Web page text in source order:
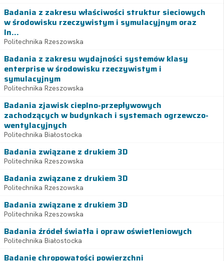
Badania z zakresu właściwości struktur sieciowych
w środowisku rzeczywistym i symulacyjnym oraz
In...
Politechnika Rzeszowska
Badania z zakresu wydajności systemów klasy
enterprise w środowisku rzeczywistym i
symulacyjnym
Politechnika Rzeszowska
Badania zjawisk cieplno-przepływowych
zachodzących w budynkach i systemach ogrzewczo-
wentylacyjnych
Politechnika Białostocka
Badania związane z drukiem 3D
Politechnika Rzeszowska
Badania związane z drukiem 3D
Politechnika Rzeszowska
Badania związane z drukiem 3D
Politechnika Rzeszowska
Badania źródeł światła i opraw oświetleniowych
Politechnika Białostocka
Badanie chropowatości powierzchni